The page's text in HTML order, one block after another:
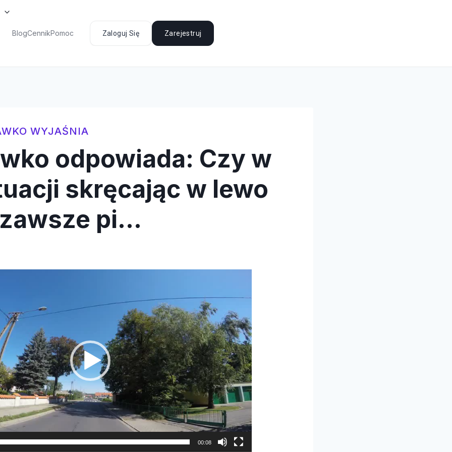
BlogCennikPomoc Zaloguj Się Zarejestruj
WYJAŚNIA
odpowiada: Czy w
skręcając w lewo
pi…
00:08